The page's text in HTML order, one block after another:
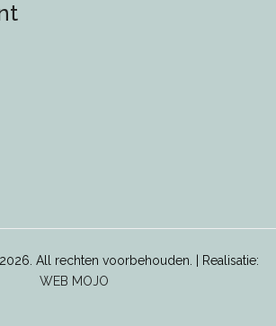
All rechten voorbehouden. | Realisatie:
WEB MOJO